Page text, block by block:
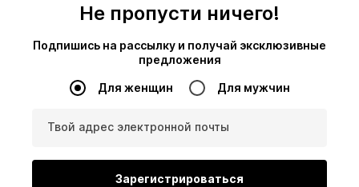
Не пропусти ничего!
Подпишись на рассылку и получай эксклюзивные
предложения
Для женщин Для мужчин
Твой адрес электронной почты
Зарегистрироваться